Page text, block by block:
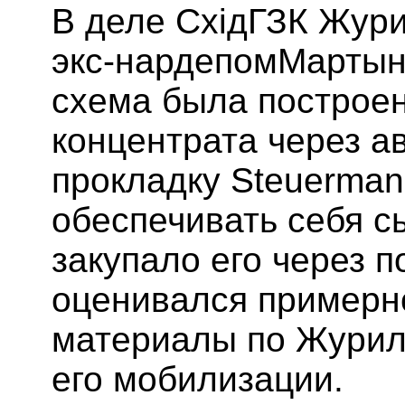
В деле СхідГЗК
экс-
схема была
концентрата через
прокладку
обеспечивать себя
закупало его через
оценивался
материалы по
его мобилизации.